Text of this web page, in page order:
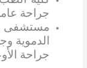
جراحة
مستشفى
الدموية
جراحة